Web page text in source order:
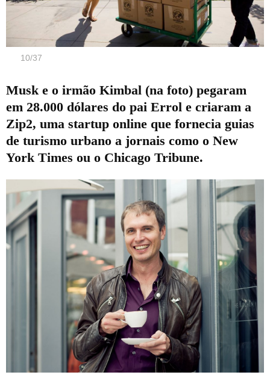
10/37
Musk e o irmão Kimbal (na foto) pegaram
em 28.000 dólares do pai Errol e criaram a
Zip2, uma startup online que fornecia guias
de turismo urbano a jornais como o New
York Times ou o Chicago Tribune.